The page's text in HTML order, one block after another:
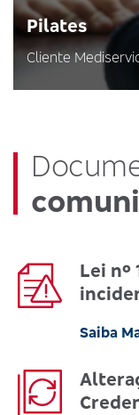
Pilates
Cliente
Lei nº
Saiba